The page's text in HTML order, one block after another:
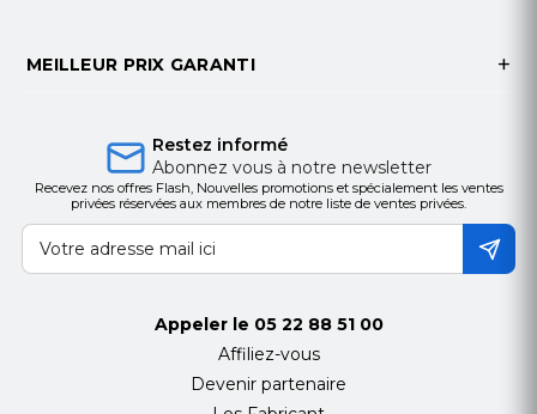
Flash arrière: Flash LED
Ouverture objectif photo: f/2.0
Ouverture second objectif photo: f/2.2
Capteur photo frontal: 20 Mpx
Type de SIM: nano SIM
Compatibilité double SIM: Oui
Compatibilité 4G: Oui
MEILLEUR PRIX GARANTI
Restez informé
Abonnez vous à notre newsletter
Recevez nos offres Flash, Nouvelles promotions et spécialement les ventes
privées réservées aux membres de notre liste de ventes privées.
Appeler le 05 22 88 51 00
Affiliez-vous
Devenir partenaire